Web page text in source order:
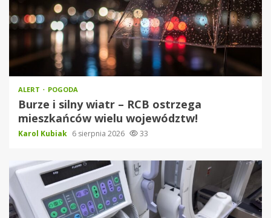
ALERT POGODA
Burze i silny wiatr – RCB ostrzega
mieszkańców wielu województw!
Karol Kubiak 6 sierpnia 2026 33